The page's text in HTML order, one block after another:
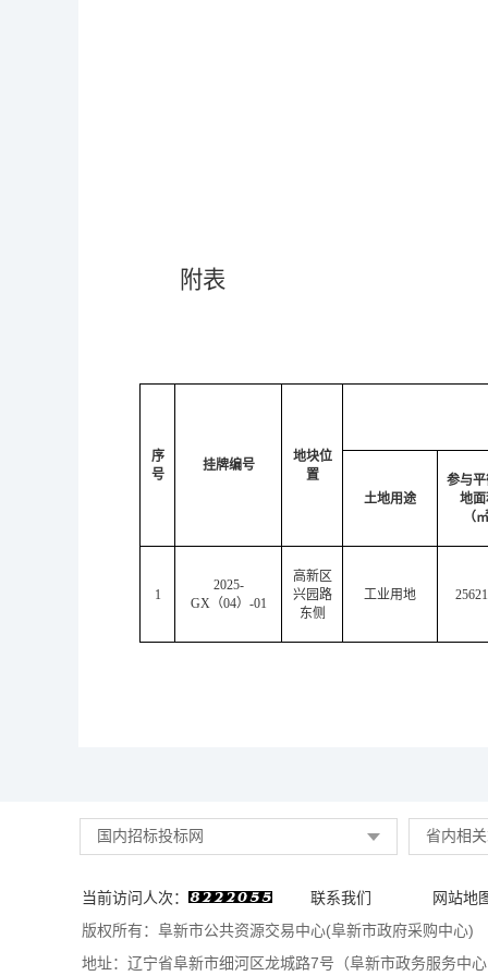
附表
序
号
挂牌编号
地块位
置
土地用途
参与
地
（
1
2025-
GX（04）-01
高新区
兴园路
东侧
工业用地
国内招标投标网 省内相
当前访问人次： 联系我们
网站地
版权所有：阜新市公共资源交易中心(阜新市政府采购中心)
地址：辽宁省阜新市细河区龙城路7号（阜新市政务服务中